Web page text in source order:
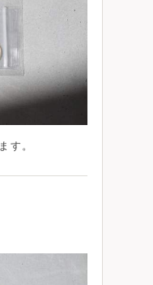
す。